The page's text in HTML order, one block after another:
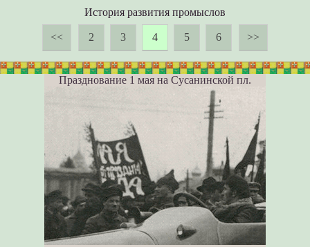
История развития промыслов
<< 2 3 4 5 6 >>
Празднование 1 мая на Сусанинской пл.